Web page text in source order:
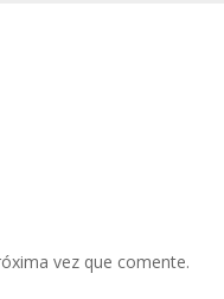
vez que comente.